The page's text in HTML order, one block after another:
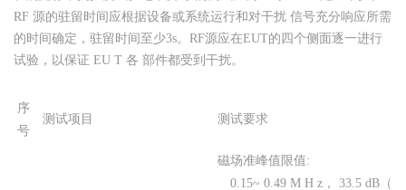
RF 源的驻留时间应根据设备或系统运行和对干扰 信号充分响应所需
的时间确定，驻留时间至少3s。RF源应在EUT的四个侧面逐一进行
试验，以保证 EU T 各 部件都受到干扰。
序
号
测试项目 测试要求
磁场准峰值限值:
0.15~ 0.49 M H z， 33.5 dB（μ